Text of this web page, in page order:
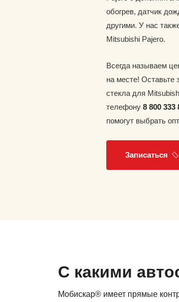
обогрев, датчик
другими. У нас
Mitsubishi Pajero.
Всегда называем
на месте! Оставьте
стекла для
телефону 8 800 333
помогут выбрать
Записаться
С какими
Мобискар® имеет прямые